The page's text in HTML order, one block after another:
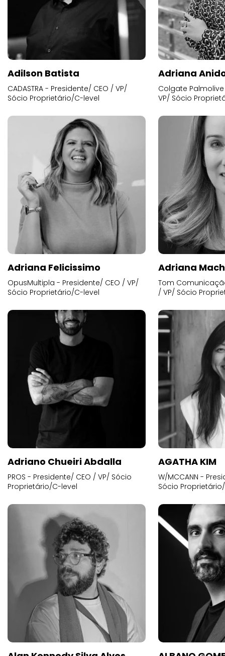
Adilson Batista
CADASTRA - Presidente/ CEO / VP/
Sócio Proprietário/C-level
Adriana
Colgate
VP/ Sócio
Adriana Felicissimo
OpusMultipla - Presidente/ CEO / VP/
Sócio Proprietário/C-level
Adriana
Tom
/ VP/ Sócio
Adriano Chueiri Abdalla
PROS - Presidente/ CEO / VP/ Sócio
Proprietário/C-level
AGATHA KIM
W/MCCANN -
Sócio